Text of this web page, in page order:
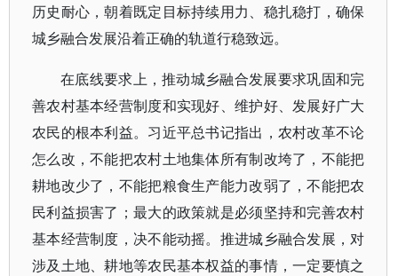
历史耐心，朝着既定目标持续用力、稳扎稳打，确保
城乡融合发展沿着正确的轨道行稳致远。
在底线要求上，推动城乡融合发展要求巩固和完
善农村基本经营制度和实现好、维护好、发展好广大
农民的根本利益。习近平总书记指出，农村改革不论
怎么改，不能把农村土地集体所有制改垮了，不能把
耕地改少了，不能把粮食生产能力改弱了，不能把农
民利益损害了；最大的政策就是必须坚持和完善农村
基本经营制度，决不能动摇。推进城乡融合发展，对
涉及土地、耕地等农民基本权益的事情，一定要慎之